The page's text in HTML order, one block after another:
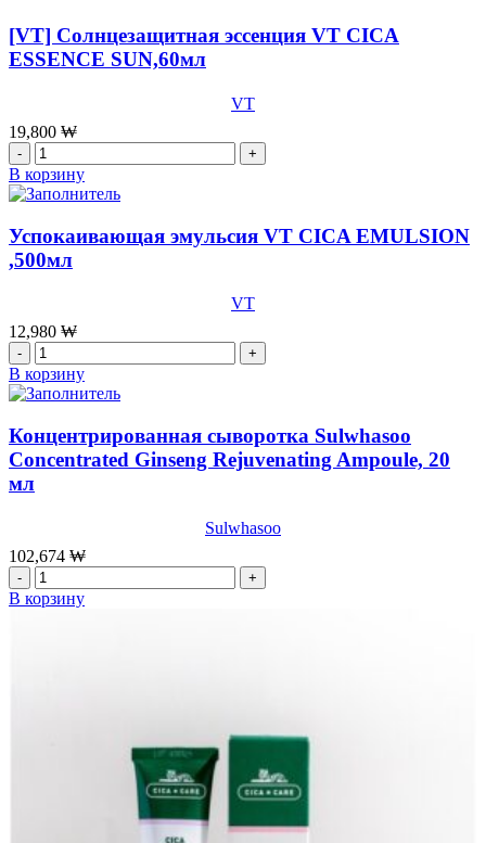
для
кожи
вокруг
стволовыми
клетками
OHUI
The
First
Eye
Cream,25
[VT] Солнцезащитная эссенция VT CICA
ESSENCE SUN,60мл
VT
19,800 ₩
Количество
товара
[VT]
VT
CICA
В корзину
Успокаивающая эмульсия VT CICA EMULSION
,500мл
VT
12,980 ₩
Количество
товара
Успокаивающая
CICA
EMULSION
,500мл
В корзину
Концентрированная сыворотка Sulwhasoo
Concentrated Ginseng Rejuvenating Ampoule, 20
мл
Sulwhasoo
102,674 ₩
Количество
товара
Концентрированная
В корзину